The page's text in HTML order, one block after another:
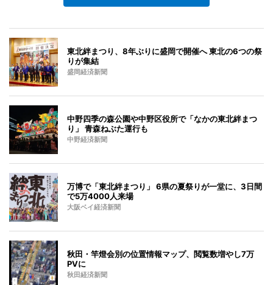
東北絆まつり、8年ぶりに盛岡で開催へ 東北の6つの祭
りが集結
盛岡経済新聞
中野四季の森公園や中野区役所で「なかの東北絆まつ
り」 青森ねぶた運行も
中野経済新聞
万博で「東北絆まつり」 6県の夏祭りが一堂に、3日間
で5万4000人来場
大阪ベイ経済新聞
秋田・竿燈会別の位置情報マップ、閲覧数増やし7万
PVに
秋田経済新聞